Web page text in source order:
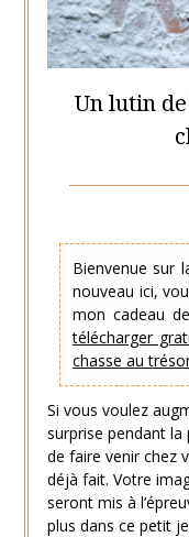
Un lutin
Bienvenue sur
nouveau ici,
mon cadeau
télécharger
chasse au
Si vous voulez
surprise pendant
de faire venir chez
déjà fait. Votre
seront mis à
plus dans ce petit